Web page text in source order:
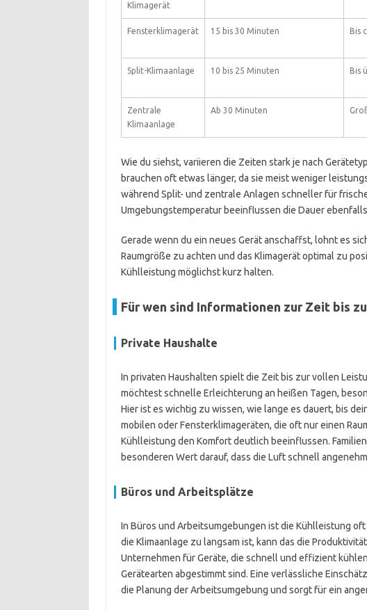
Klimagerät
Fensterklimagerät 15 bis 30 Minuten Bis
Split-Klimaanlage 10 bis 25 Minuten Bis
Zentrale
Klimaanlage
Ab 30 Minuten
Wie du siehst, variieren die Zeiten stark je nach
brauchen oft etwas länger, da sie meist weniger
während Split- und zentrale Anlagen schneller für
Umgebungstemperatur beeinflussen die Dauer
Gerade wenn du ein neues Gerät anschaffst, lohnt es
Raumgröße zu achten und das Klimagerät optimal zu
Kühlleistung möglichst kurz halten.
Für wen sind Informationen zur Zeit bis
Private Haushalte
In privaten Haushalten spielt die Zeit bis zur vollen
möchtest schnelle Erleichterung an heißen Tagen,
Hier ist es wichtig zu wissen, wie lange es dauert, bis
mobilen oder Fensterklimageräten, die oft nur einen
Kühlleistung den Komfort deutlich beeinflussen.
besonderen Wert darauf, dass die Luft schnell
Büros und Arbeitsplätze
In Büros und Arbeitsumgebungen ist die Kühlleistung
die Klimaanlage zu langsam ist, kann das die
Unternehmen für Geräte, die schnell und effizient
Gerätearten abgestimmt sind. Eine verlässliche
die Planung der Arbeitsumgebung und sorgt für ein